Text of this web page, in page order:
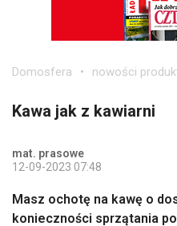
Domosfera nowości
Kawa jak z kawiarni
mat. prasowe
12-09-2023 07:48
Masz ochotę na kawę o
konieczności sprzątania